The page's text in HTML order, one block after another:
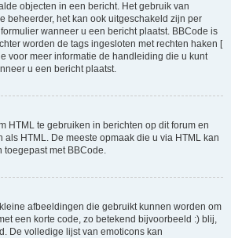
objecten in een bericht. Het gebruik van
beheerder, het kan ook uitgeschakeld zijn per
wanneer u een bericht plaatst. BBCode is
worden de tags ingesloten met rechten haken [
voor meer informatie de handleiding die u kunt
u een bericht plaatst.
HTML te gebruiken in berichten op dit forum en
als HTML. De meeste opmaak die u via HTML kan
toegepast met BBCode.
afbeeldingen die gebruikt kunnen worden om
een korte code, zo betekend bijvoorbeeld :) blij,
De volledige lijst van emoticons kan